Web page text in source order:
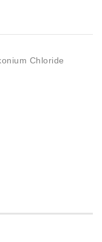
Chloride